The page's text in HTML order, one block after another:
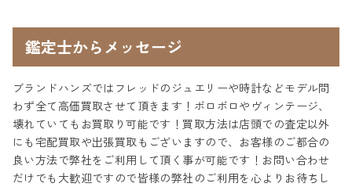
鑑定士からメッセージ
ブランドハンズではフレッドのジュエリーや時計などモデル問
わず全て高価買取させて頂きます！ボロボロやヴィンテージ、
壊れていてもお買取り可能です！買取方法は店頭での査定以外
にも宅配買取や出張買取もございますので、お客様のご都合の
良い方法で弊社をご利用して頂く事が可能です！お問い合わせ
だけでも大歓迎ですので皆様の弊社のご利用を心よりお待ちし